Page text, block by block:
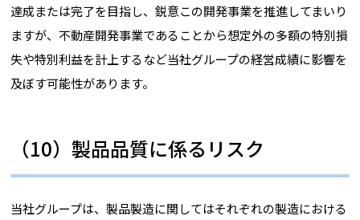
達成または完了を目指し、鋭意この開発事業を推進してまいり
ますが、不動産開発事業であることから想定外の多額の特別損
失や特別利益を計上するなど当社グループの経営成績に影響を
及ぼす可能性があります。
（10）製品品質に係るリスク
当社グループは、製品製造に関してはそれぞれの製造における